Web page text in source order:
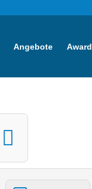
Angebote Award